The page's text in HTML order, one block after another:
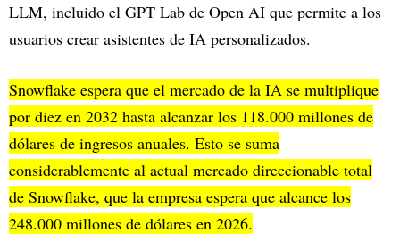
LLM, incluido el GPT Lab de Open AI que permite a los
usuarios crear asistentes de IA personalizados.
Snowflake espera que el mercado de la IA se multiplique
por diez en 2032 hasta alcanzar los 118.000 millones de
dólares de ingresos anuales. Esto se suma
considerablemente al actual mercado direccionable total
de Snowflake, que la empresa espera que alcance los
248.000 millones de dólares en 2026.